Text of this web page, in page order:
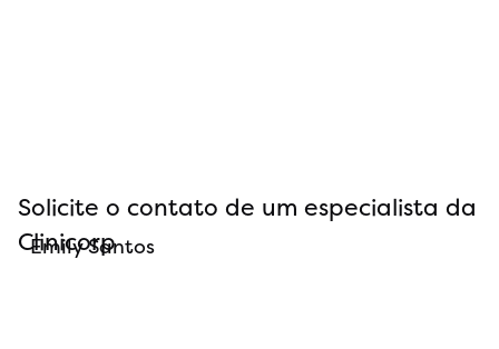
Solicite o contato de um especialista da
Clinicorp
Emily Santos